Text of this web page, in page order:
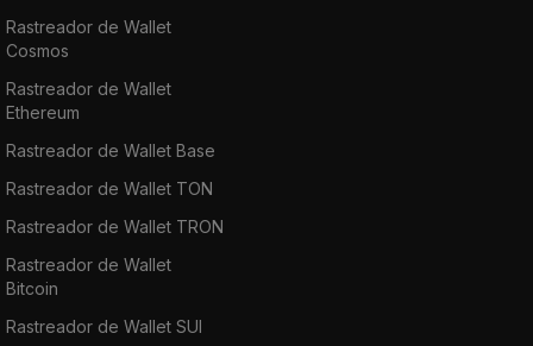
Rastreador de Wallet
Cosmos
Rastreador de Wallet
Ethereum
Rastreador de Wallet Base
Rastreador de Wallet TON
Rastreador de Wallet TRON
Rastreador de Wallet
Bitcoin
Rastreador de Wallet SUI